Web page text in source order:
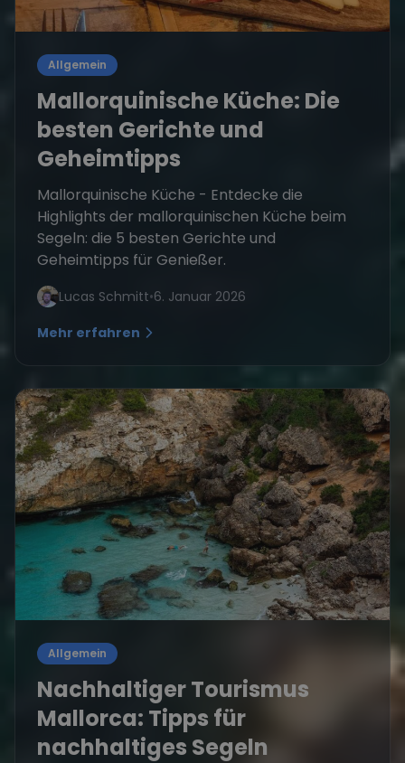
Allgemein
Mallorquinische Küche: Die
besten Gerichte und
Geheimtipps
Mallorquinische Küche - Entdecke die
Highlights der mallorquinischen Küche beim
Segeln: die 5 besten Gerichte und
Geheimtipps für Genießer.
Lucas Schmitt•6. Januar 2026
Mehr erfahren
Allgemein
Nachhaltiger Tourismus
Mallorca: Tipps für
nachhaltiges Segeln